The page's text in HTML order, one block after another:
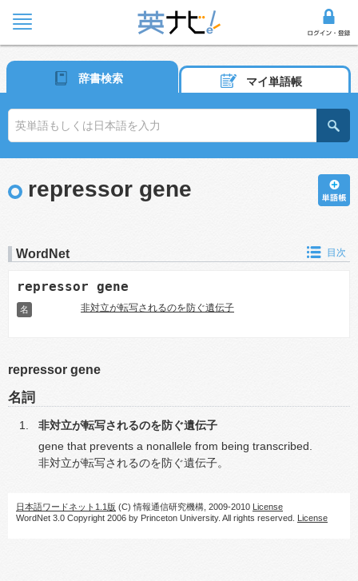
辞書検索 マイ単語帳
repressor gene
WordNet 目次
repressor gene
名 非対立が転写されるのを防ぐ遺伝子
repressor gene
名詞
非対立が転写されるのを防ぐ遺伝子
gene that prevents a nonallele from being transcribed.
非対立が転写されるのを防ぐ遺伝子。
日本語ワードネット1.1版 (C) 情報通信研究機構, 2009-2010 License
WordNet 3.0 Copyright 2006 by Princeton University. All rights reserved. License